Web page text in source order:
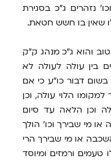
נזהרים ג"כ בסגירת
שאין בו חשש חטאת.
והוא ג"כ מנהג ק"ק
בין עולה לעולה לא
דבור כו"ע כי אם
הלוי עולה, וכן
וכן הלאה עד סיום
מי שבירך וכו' הולך
או מי שבירך הרי
ורמזים ומיוסד